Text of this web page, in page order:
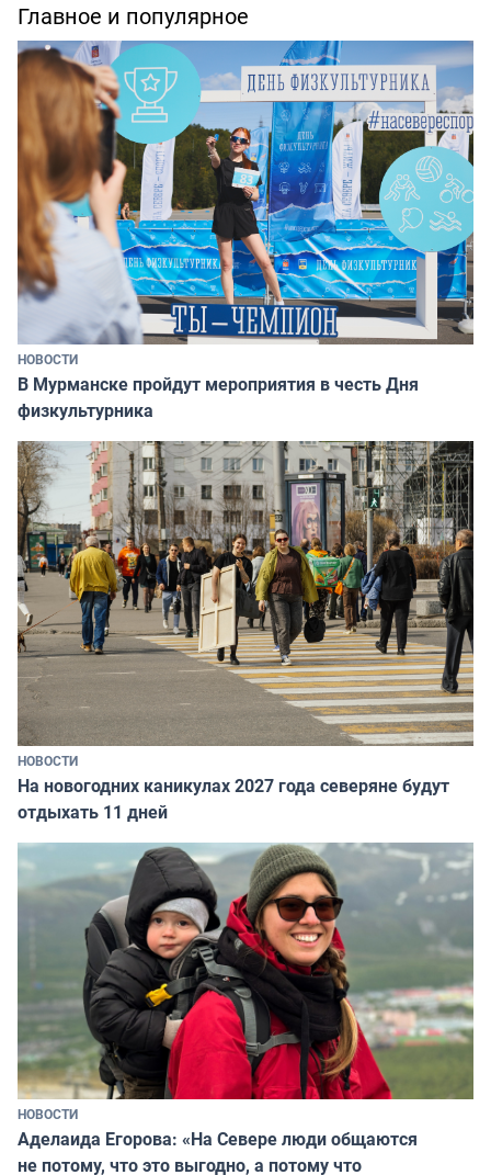
Главное и популярное
НОВОСТИ
В Мурманске пройдут мероприятия в честь Дня
физкультурника
НОВОСТИ
На новогодних каникулах 2027 года северяне будут
отдыхать 11 дней
НОВОСТИ
Аделаида Егорова: «На Севере люди общаются
не потому, что это выгодно, а потому что